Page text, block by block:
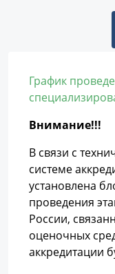
График
Внимание!!!
В связи с
системе
установлена
проведения
России,
оценочных
аккредитации